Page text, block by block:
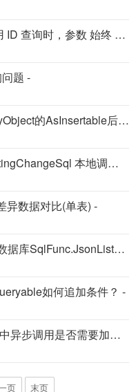
[SqlSugar] MongoDB 使用 ID 查询时，参数 始终 查询的是 _id -
题 -
[SqlSugar] StorageableByObject的AsInsertable后能不能加上OffIdentity，否则导入的id乱套了 -
[SqlSugar] Aop.OnExecutingChangeSql 本地调试可以，但是发布linux 就不行了，帮我看下这个配置代码 -
异数据对比(单表) -
[SqlSugar] 关于sqlserver数据库SqlFunc.JsonListObjectAny能否支持搜索 -
如何追加条件？ -
[SqlSugar] 在foreach循环中异步调用是否需要加上copynew -
页 末页